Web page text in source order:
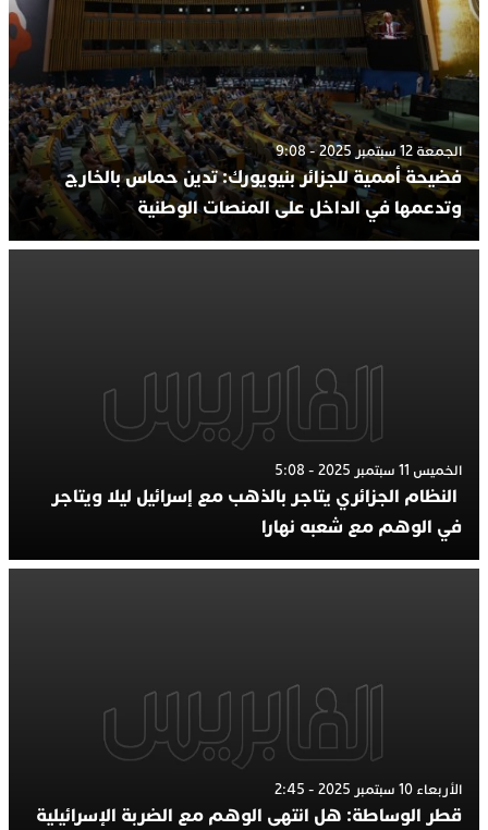
الجمعة 12 سبتمبر 2025 - 9:08
فضيحة أممية للجزائر بنيويورك: تدين حماس بالخارج
وتدعمها في الداخل على المنصات الوطنية
الخميس 11 سبتمبر 2025 - 5:08
النظام الجزائري يتاجر بالذهب مع إسرائيل ليلا ويتاجر
في الوهم مع شعبه نهارا
الأربعاء 10 سبتمبر 2025 - 2:45
قطر الوساطة: هل انتهى الوهم مع الضربة الإسرائيلية